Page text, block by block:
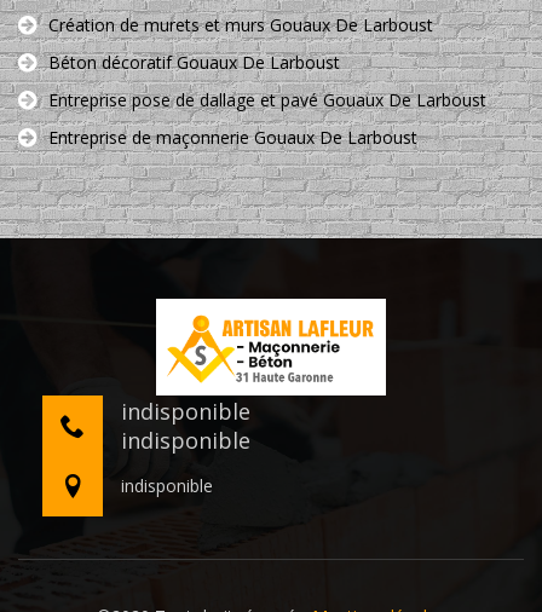
Création de murets et murs Gouaux De Larboust
Béton décoratif Gouaux De Larboust
Entreprise pose de dallage et pavé Gouaux De Larboust
Entreprise de maçonnerie Gouaux De Larboust
indisponible
indisponible
indisponible